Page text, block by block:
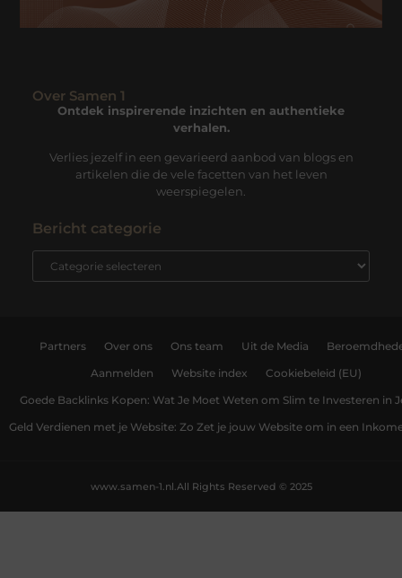
Over Samen 1
Ontdek inspirerende inzichten en authentieke
verhalen.
Verlies jezelf in een gevarieerd aanbod van blogs en
artikelen die de vele facetten van het leven
weerspiegelen.
Bericht categorie
Partners Over ons Ons team Uit de Media
Aanmelden Website index Cookiebeleid (EU)
Goede Backlinks Kopen: Wat Je Moet Weten om Slim te Investeren in
Geld Verdienen met je Website: Zo Zet je jouw Website om in een
All Rights Reserved © 2025
www.samen-1.nl.